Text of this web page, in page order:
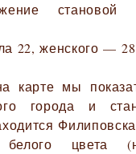
22, женского —
карте мы
города и
белого цвета